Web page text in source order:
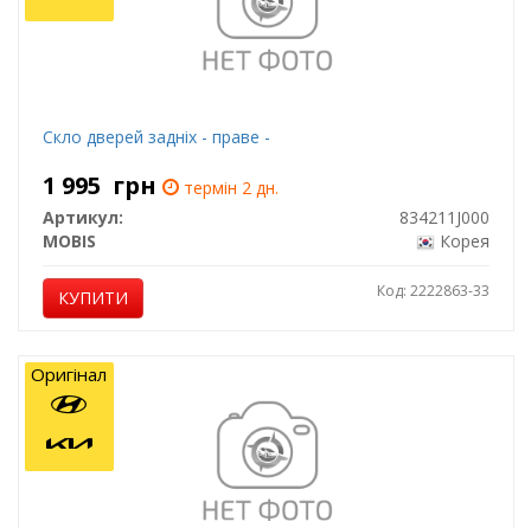
Скло дверей задніх - праве -
1 995 грн
термін 2 дн.
Артикул:
834211J000
MOBIS
Корея
КУПИТИ Код: 2222863-33
Оригінал